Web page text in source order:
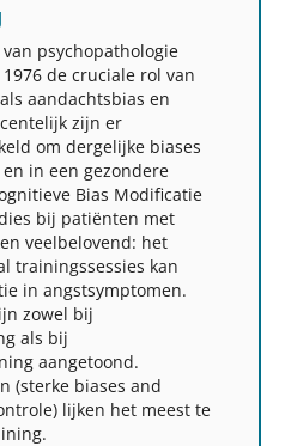
psychopathologie
de cruciale rol van
aandachtsbias en
zijn er
om dergelijke biases
in een gezondere
Bias Modificatie
bij patiënten met
veelbelovend: het
trainingssessies kan
in angstsymptomen.
zowel bij
als bij
aangetoond.
(sterke biases and
lijken het meest te